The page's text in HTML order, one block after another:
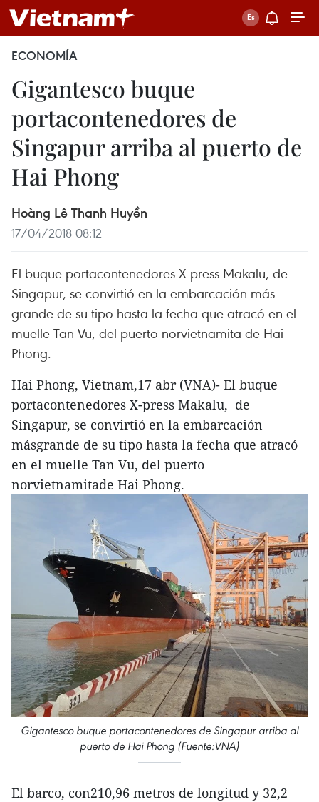
ECONOMÍA
Gigantesco buque
portacontenedores de
Singapur arriba al puerto de
Hai Phong
Hoàng Lê Thanh Huyền
17/04/2018 08:12
El buque portacontenedores X-press Makalu, de
Singapur, se convirtió en la embarcación más
grande de su tipo hasta la fecha que atracó en el
muelle Tan Vu, del puerto norvietnamita de Hai
Phong.
Hai Phong, Vietnam,17 abr (VNA)- El buque
portacontenedores X-press Makalu, de
Singapur, se convirtió en la embarcación
másgrande de su tipo hasta la fecha que atracó
en el muelle Tan Vu, del puerto
norvietnamitade Hai Phong.
Gigantesco buque portacontenedores de Singapur arriba al
puerto de Hai Phong (Fuente:VNA)
El barco, con210,96 metros de longitud y 32,2